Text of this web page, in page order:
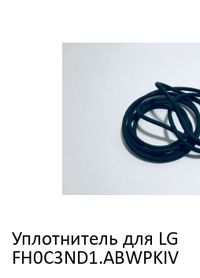
Уплотнитель для LG
FH0C3ND1.ABWPKIV